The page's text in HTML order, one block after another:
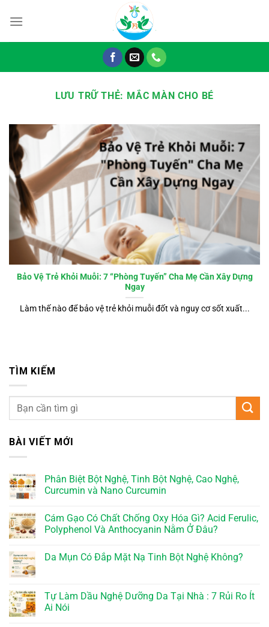
đến
LƯU TRỮ THẺ: MẮC MÀN CHO BÉ
Bảo Vệ Trẻ Khỏi Muỗi: 7 “Phòng Tuyến” Cha Mẹ Cần Xây Dựng
Ngay
Làm thế nào để bảo vệ trẻ khỏi muỗi đốt và nguy cơ sốt xuất...
TÌM KIẾM
BÀI VIẾT MỚI
Phân Biệt Bột Nghệ, Tinh Bột Nghệ, Cao Nghệ,
Curcumin và Nano Curcumin
Cám Gạo Có Chất Chống Oxy Hóa Gì? Acid Ferulic,
Polyphenol Và Anthocyanin Nằm Ở Đâu?
Da Mụn Có Đắp Mặt Nạ Tinh Bột Nghệ Không?
Tự Làm Dầu Nghệ Dưỡng Da Tại Nhà : 7 Rủi Ro Ít
Ai Nói